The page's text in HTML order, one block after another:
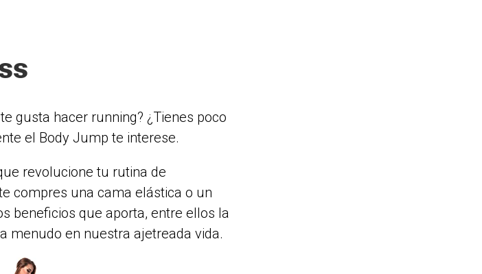
gusta hacer running? ¿Tienes poco
el Body Jump te interese.
revolucione tu rutina de
compres una cama elástica o un
beneficios que aporta, entre ellos la
menudo en nuestra ajetreada vida.